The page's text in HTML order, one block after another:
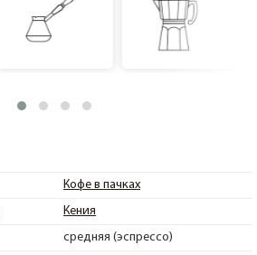
Кофе в пачках
Кения
средняя (эспрессо)